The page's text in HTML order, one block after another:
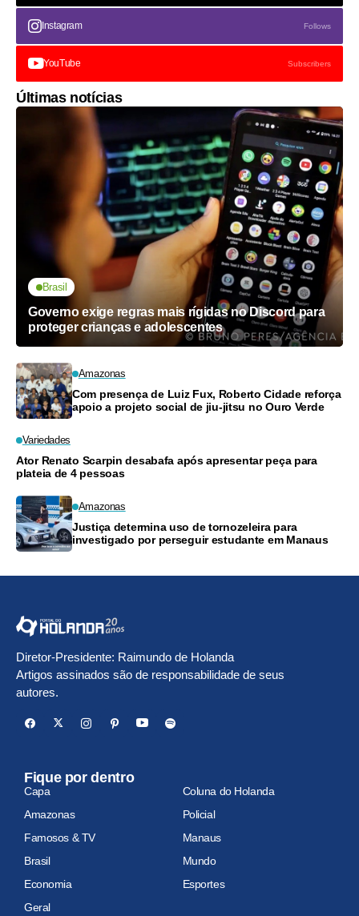
Instagram Follows
YouTube Subscribers
Últimas notícias
Brasil
Governo exige regras mais rígidas no Discord para
proteger crianças e adolescentes
Amazonas
Com presença de Luiz Fux, Roberto Cidade reforça
apoio a projeto social de jiu-jitsu no Ouro Verde
Variedades
Ator Renato Scarpin desabafa após apresentar peça para
plateia de 4 pessoas
Amazonas
Justiça determina uso de tornozeleira para
investigado por perseguir estudante em Manaus
Diretor-Presidente: Raimundo de Holanda
Artigos assinados são de responsabilidade de seus
autores.
Fique por dentro
Capa
Coluna do Holanda
Amazonas
Policial
Famosos & TV
Manaus
Brasil
Mundo
Economia
Esportes
Geral